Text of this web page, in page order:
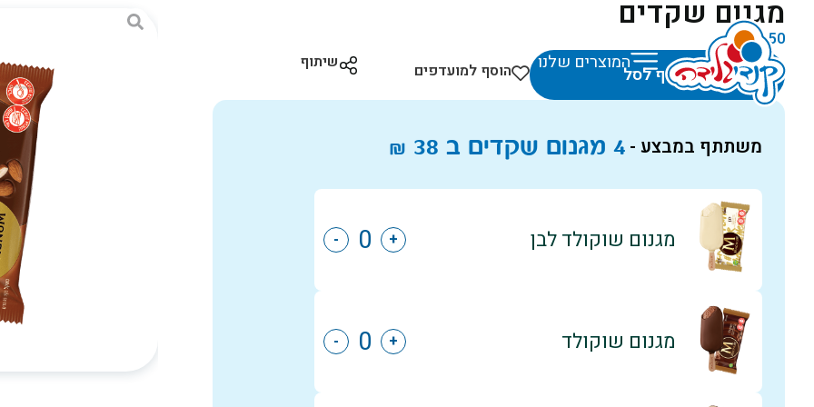
המוצרים שלנו
מגנום שקדים
₪11.50
הוסף לסל הוסף למועדפים שיתוף
משתתף במבצע - 4 מגנום שקדים ב ₪ 38
מגנום שוקולד לבן +
-
מגנום שוקולד +
-